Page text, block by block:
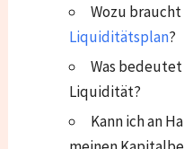
Wozu
Liquiditätsplan?
Was
Liquidität?
Kann ich an